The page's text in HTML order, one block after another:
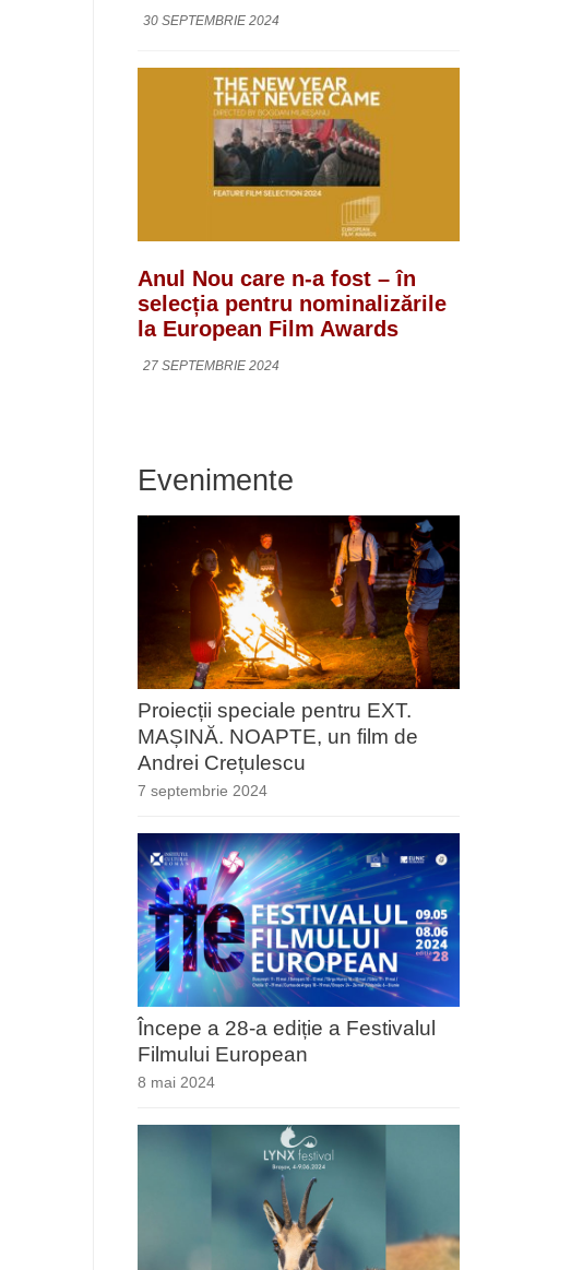
30 SEPTEMBRIE 2024
Anul Nou care n-a fost – în
selecția pentru nominalizările
la European Film Awards
27 SEPTEMBRIE 2024
Evenimente
Proiecții speciale pentru EXT.
MAȘINĂ. NOAPTE, un film de
Andrei Crețulescu
7 septembrie 2024
Începe a 28-a ediție a Festivalul
Filmului European
8 mai 2024